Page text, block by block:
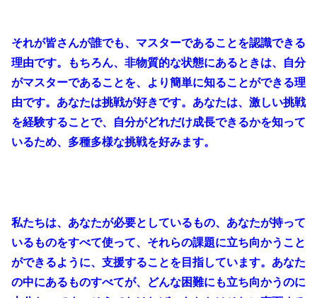
それが皆さんが誰でも、マスターであることを認識できる
理由です。もちろん、非物質的な状態にあるときは、自分
がマスターであることを、より簡単に知ることができる理
由です。あなたは挑戦が好きです。あなたは、激しい挑戦
を経験することで、自分がどれだけ成長できるかを知って
いるため、多種多様な挑戦を好みます。
私たちは、あなたが必要としているもの、あなたが持って
いるものをすべて使って、それらの課題に立ち向かうこと
ができるように、支援することを目指しています。あなた
の中にあるものすべてが、どんな困難にも立ち向かうのに